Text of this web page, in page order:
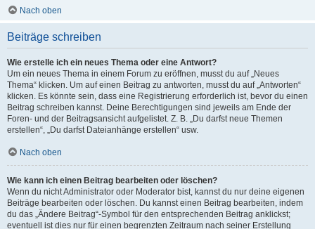
Nach oben
Beiträge schreiben
Wie erstelle ich ein neues Thema oder eine Antwort?
Um ein neues Thema in einem Forum zu eröffnen, musst du auf „Neues
Thema“ klicken. Um auf einen Beitrag zu antworten, musst du auf „Antworten“
klicken. Es könnte sein, dass eine Registrierung erforderlich ist, bevor du einen
Beitrag schreiben kannst. Deine Berechtigungen sind jeweils am Ende der
Foren- und der Beitragsansicht aufgelistet. Z. B. „Du darfst neue Themen
erstellen“, „Du darfst Dateianhänge erstellen“ usw.
Nach oben
Wie kann ich einen Beitrag bearbeiten oder löschen?
Wenn du nicht Administrator oder Moderator bist, kannst du nur deine eigenen
Beiträge bearbeiten oder löschen. Du kannst einen Beitrag bearbeiten, indem
du das „Ändere Beitrag“-Symbol für den entsprechenden Beitrag anklickst;
eventuell ist dies nur für einen begrenzten Zeitraum nach seiner Erstellung